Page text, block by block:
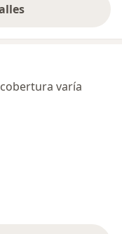
dirección
varía